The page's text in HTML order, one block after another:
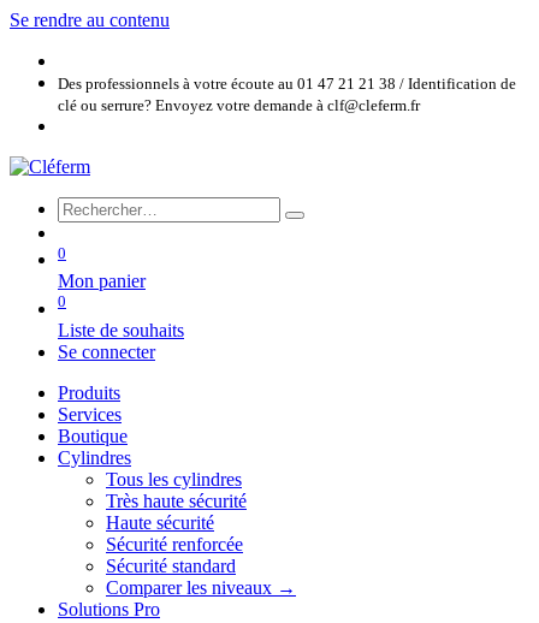
Se rendre au contenu
Des professionnels à votre écoute au 01 47 21 21 38 / Identification de
clé ou serrure? Envoyez votre demande à clf@cleferm.fr
0
Mon panier
0
Liste de souhaits
Se connecter
Produits
Services
Boutique
Cylindres
Tous les cylindres
Très haute sécurité
Haute sécurité
Sécurité renforcée
Sécurité standard
Comparer les niveaux →
Solutions Pro